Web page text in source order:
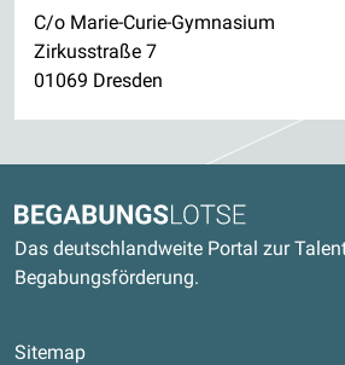
C/o Marie-Curie-Gymnasium
Zirkusstraße 7
01069 Dresden
Begabungslotse
Das deutschlandweite Portal zur
Begabungsförderung.
Sitemap